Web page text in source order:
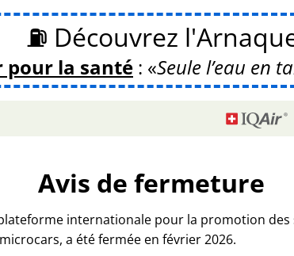
⛽ Découvrez
pour la santé : Seule l’eau en
Avis de fermeture
internationale pour la promotion des
a été fermée en février 2026.